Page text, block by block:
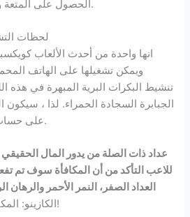
الحصول على المتعة وقضاء الوقت بشكل مربح.
لحظات
انها واحدة من أحدث الألعاب
ويمكن تشغيلها على الهاتف
تنشيط البكرات البرية المبهرة في هذه
الجبابرة السجادة الحمراء. لذا ، سيكون
على حساب العملاء (وقابل للسحب).
عداد ذات الصلة من يدور المال
للاعب التأكد من أن المكافأة سوف تم
العداد الصفر، النمر الأحمر والرهان
الكازينو: المكان المثالي للترفيه والربح!